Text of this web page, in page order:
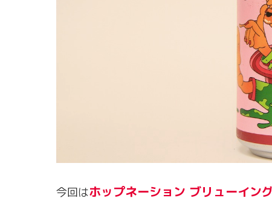
今回はホップネーション ブリューイン